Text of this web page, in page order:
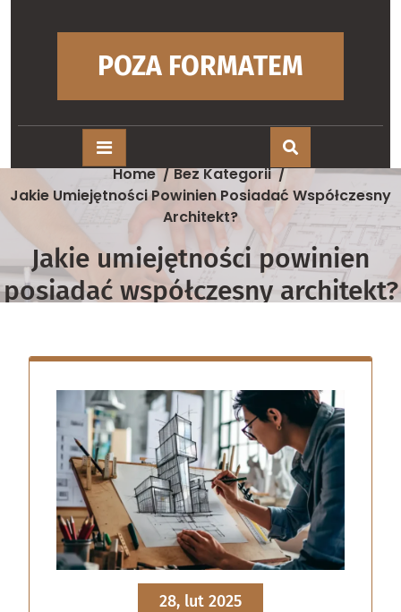
POZA FORMATEM
Home/Bez Kategorii/
Jakie Umiejętności Powinien Posiadać Współczesny
Architekt?
Jakie umiejętności powinien
posiadać współczesny architekt?
28, lut 2025